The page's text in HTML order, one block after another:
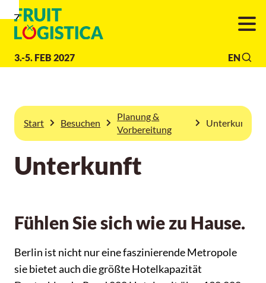
Zur
Navigation
Suche Hauptinhalt
3.-5. FEB 2027 EN
Start Besuchen
Planung &
Vorbereitung
Unterkunft
Unterkunft
Fühlen Sie sich wie zu Hause.
Berlin ist nicht nur eine faszinierende Metropole
sie bietet auch die größte Hotelkapazität